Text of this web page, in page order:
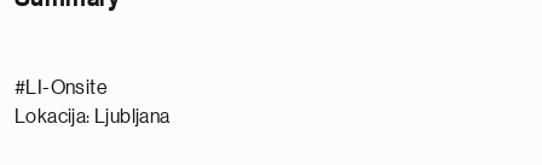
#LI-Onsite
Lokacija: Ljubljana